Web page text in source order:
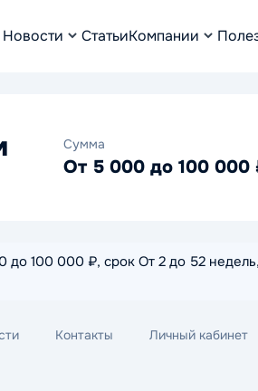
Новости СтатьиКомпании
Сумма
От 5 000 до 100 000
100 000 ₽, срок От 2 до 52
Контакты Личный кабинет